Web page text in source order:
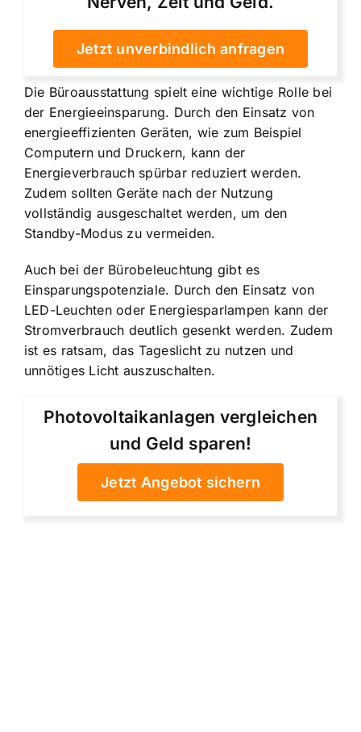
Jetzt unverbindlich anfragen
Die Büroausstattung spielt eine wichtige Rolle bei
der Energieeinsparung. Durch den Einsatz von
energieeffizienten Geräten, wie zum Beispiel
Computern und Druckern, kann der
Energieverbrauch spürbar reduziert werden.
Zudem sollten Geräte nach der Nutzung
vollständig ausgeschaltet werden, um den
Standby-Modus zu vermeiden.
Auch bei der Bürobeleuchtung gibt es
Einsparungspotenziale. Durch den Einsatz von
LED-Leuchten oder Energiesparlampen kann der
Stromverbrauch deutlich gesenkt werden. Zudem
ist es ratsam, das Tageslicht zu nutzen und
unnötiges Licht auszuschalten.
Photovoltaikanlagen vergleichen
und Geld sparen!
Jetzt Angebot sichern